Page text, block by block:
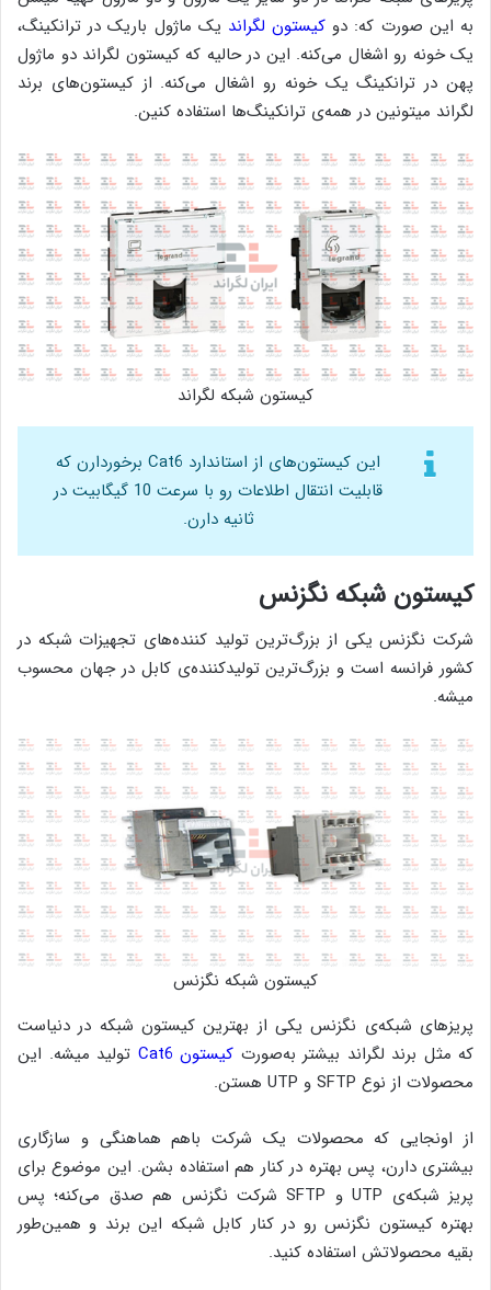
به این صورت که: دو کیستون لگراند یک ماژول باریک در ترانکینگ،
یک خونه رو اشغال می‌کنه. این در حالیه که کیستون لگراند دو ماژول
پهن در ترانکینگ یک خونه رو اشغال می‌کنه. از کیستون‌های برند
لگراند میتونین در همه‌ی ترانکینگ‌ها استفاده کنین.
کیستون شبکه لگراند
این کیستون‌های از استاندارد Cat6 برخوردارن که
قابلیت انتقال اطلاعات رو با سرعت 10 گیگابیت در
ثانیه دارن.
کیستون شبکه نگزنس
شرکت نگزنس یکی از بزرگ‌ترین تولید کننده‌های تجهیزات شبکه در
کشور فرانسه‌ است و بزرگ‌ترین تولیدکننده‌ی کابل در جهان محسوب
میشه.
کیستون شبکه نگزنس
پریزهای شبکه‌ی نگزنس یکی از بهترین کیستون شبکه در دنیاست
که مثل برند لگراند بیشتر به‌صورت کیستون Cat6
تولید میشه. این
محصولات از نوع SFTP و UTP هستن.
از اونجایی که محصولات یک شرکت باهم هماهنگی و سازگاری
بیشتری دارن، پس بهتره در کنار هم استفاده بشن. این موضوع برای
پریز شبکه‌ی UTP و SFTP شرکت نگزنس هم صدق می‌کنه؛ پس
بهتره کیستون نگزنس رو در کنار کابل شبکه این برند و همین‌طور
بقیه محصولاتش استفاده کنید.